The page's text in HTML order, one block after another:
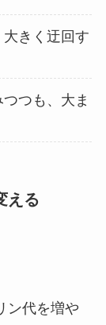
きく迂回す
つも、大ま
える
ン代を増や